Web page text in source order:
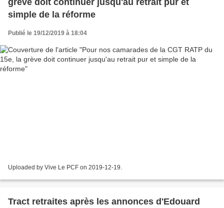
grève doit continuer jusqu'au retrait pur et
simple de la réforme
Publié le 19/12/2019 à 18:04
Uploaded by Vive Le PCF on 2019-12-19.
Tract retraites après les annonces d'Edouard